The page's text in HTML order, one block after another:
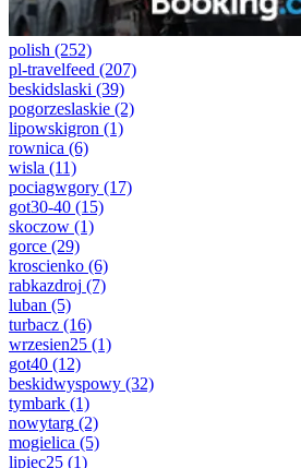
polish (252)
pl-travelfeed (207)
beskidslaski (39)
pogorzeslaskie (2)
lipowskigron (1)
rownica (6)
wisla (11)
pociagwgory (17)
got30-40 (15)
skoczow (1)
gorce (29)
kroscienko (6)
rabkazdroj (7)
luban (5)
turbacz (16)
wrzesien25 (1)
got40 (12)
beskidwyspowy (32)
tymbark (1)
nowytarg (2)
mogielica (5)
lipiec25 (1)